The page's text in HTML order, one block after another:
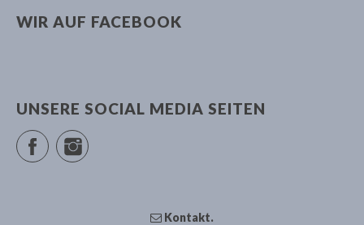
WIR AUF FACEBOOK
UNSERE SOCIAL MEDIA SEITEN
FacebookInstagram
Kontakt